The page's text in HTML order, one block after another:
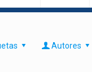
Autores